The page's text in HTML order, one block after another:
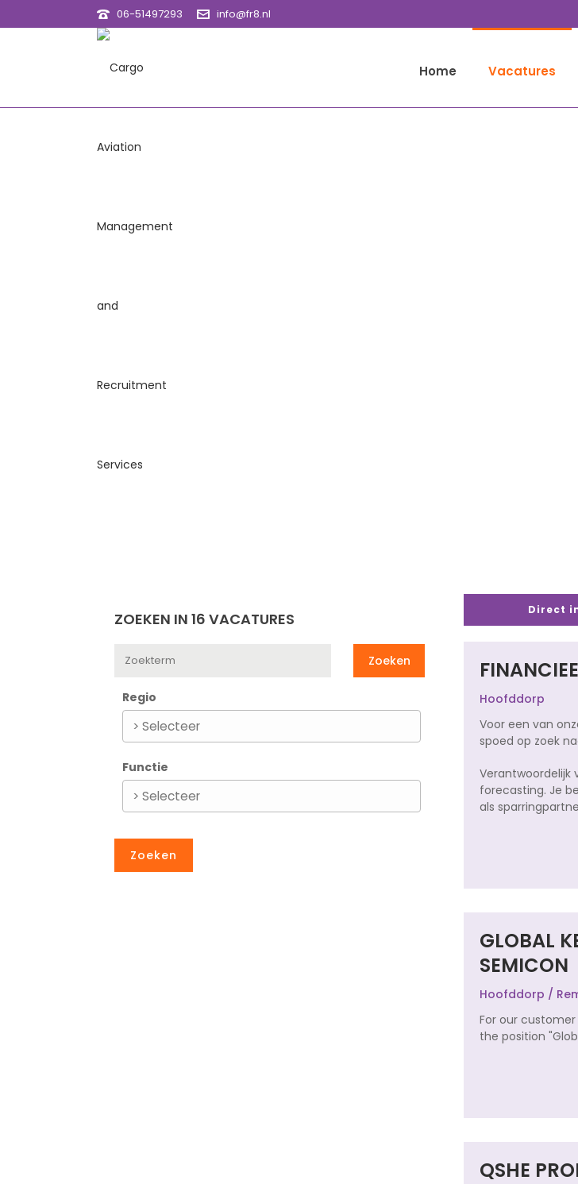
06-51497293 info@fr8.nl
Home Vacatures
ZOEKEN IN 16 VACATURES
Regio
Functie
Zoeken
Direct
Hoofddorp
Voor een van
spoed op zoek
Verantwoordelijk
forecasting. Je
als
GLOBAL
SEMICON
Hoofddorp /
For our
the position
QSHE